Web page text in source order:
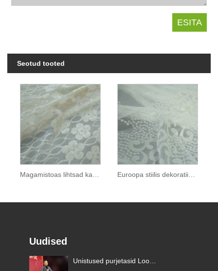
Seotud tooted
Magamistoas lihtsad kaasaegses stiilis kardinad Euroopa stiilis dekoratiivne heeringkardin
Uudised
Kas interjööritekstiilide tulevikku